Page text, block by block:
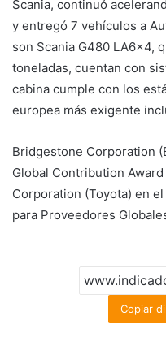
Scania, continuó
y entregó 7 vehículos a
son Scania G480 LA6x4,
toneladas, cuentan con
cabina cumple con los
europea más exigente
Bridgestone Corporation
Global Contribution
Corporation (Toyota) en
para Proveedores
Copiar